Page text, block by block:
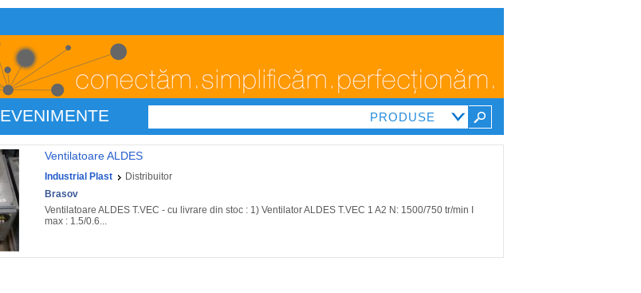
EVENIMENTE
Ventilatoare ALDES
Industrial Plast
Distribuitor
Brasov
Ventilatoare ALDES T.VEC - cu livrare din stoc : 1) Ventilator ALDES T.VEC 1 A2 N: 1500/750 tr/min I
max : 1.5/0.6...